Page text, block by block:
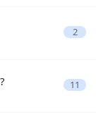
2
11